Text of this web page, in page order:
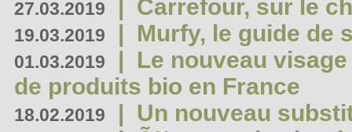
27.03.2019 | Carrefour, sur le
19.03.2019 | Murfy, le guide de
01.03.2019 | Le nouveau
de produits bio en France
18.02.2019 | Un nouveau